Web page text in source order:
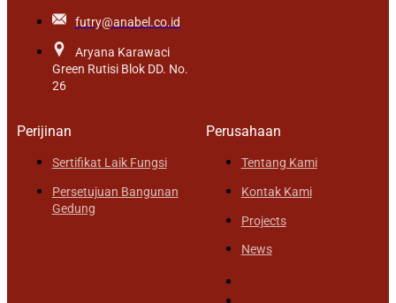
futry@anabel.co.id
Aryana Karawaci
Green Rutisi Blok DD. No.
26
Perijinan
Sertifikat Laik Fungsi
Persetujuan Bangunan
Gedung
Perusahaan
Tentang Kami
Kontak Kami
Projects
News